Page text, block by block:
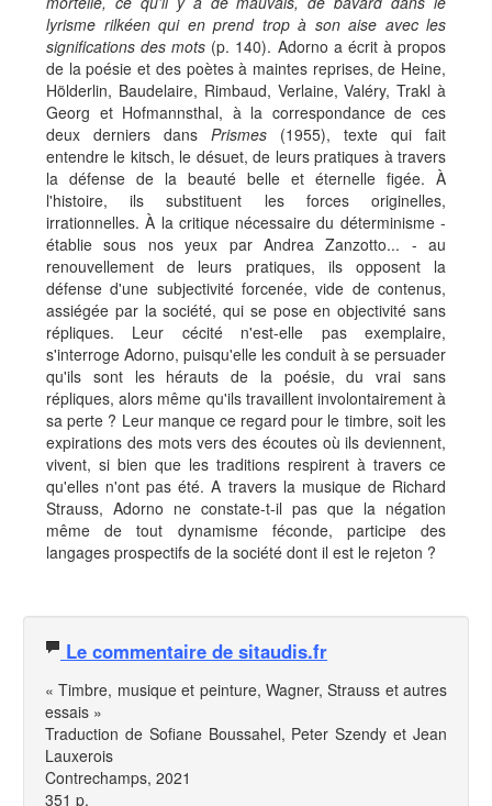
lyrisme rilkéen qui en prend trop à son aise avec les
significations des mots (p. 140). Adorno a écrit à propos
de la poésie et des poètes à maintes reprises, de Heine,
Hölderlin, Baudelaire, Rimbaud, Verlaine, Valéry, Trakl à
Georg et Hofmannsthal, à la correspondance de ces
deux derniers dans Prismes (1955), texte qui fait
entendre le kitsch, le désuet, de leurs pratiques à travers
la défense de la beauté belle et éternelle figée. À
l'histoire, ils substituent les forces originelles,
irrationnelles. À la critique nécessaire du déterminisme -
établie sous nos yeux par Andrea Zanzotto... - au
renouvellement de leurs pratiques, ils opposent la
défense d'une subjectivité forcenée, vide de contenus,
assiégée par la société, qui se pose en objectivité sans
répliques. Leur cécité n'est-elle pas exemplaire,
s'interroge Adorno, puisqu'elle les conduit à se persuader
qu'ils sont les hérauts de la poésie, du vrai sans
répliques, alors même qu'ils travaillent involontairement à
sa perte ? Leur manque ce regard pour le timbre, soit les
expirations des mots vers des écoutes où ils deviennent,
vivent, si bien que les traditions respirent à travers ce
qu'elles n'ont pas été. A travers la musique de Richard
Strauss, Adorno ne constate-t-il pas que la négation
même de tout dynamisme féconde, participe des
langages prospectifs de la société dont il est le rejeton ?
Le commentaire de sitaudis.fr
« Timbre, musique et peinture, Wagner, Strauss et autres
essais »
Traduction de Sofiane Boussahel, Peter Szendy et Jean
Lauxerois
Contrechamps, 2021
351 p.